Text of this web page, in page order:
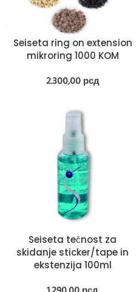
Seiseta ring on extension
mikroring 1000 KOM
2.300,00 рсд
Seiseta tečnost za
skidanje sticker/tape in
ekstenzija 100ml